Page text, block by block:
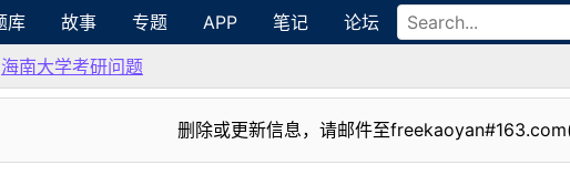
库 故事 专题 APP 笔记
论坛
海南大学考研问题
删除或更新信息，请邮件至